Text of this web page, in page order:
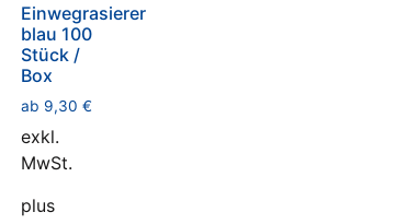
Einwegrasierer
blau 100
Stück /
Box
ab 9,30 €
exkl.
MwSt.
plus